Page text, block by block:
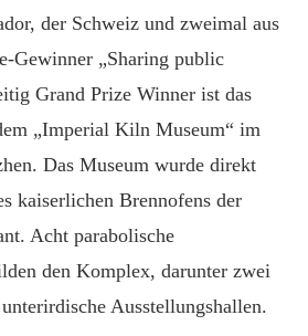
der Schweiz und zweimal aus
Gewinner „Sharing public
Grand Prize Winner ist das
„Imperial Kiln Museum“ im
Das Museum wurde direkt
kaiserlichen Brennofens der
Acht parabolische
den Komplex, darunter zwei
Ausstellungshallen.